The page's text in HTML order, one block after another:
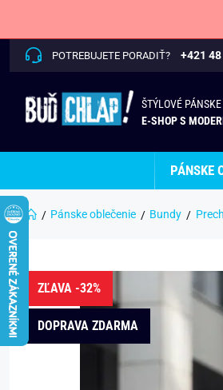
POTREBUJETE PORADIŤ? +421
ŠTÝLOVÉ
E-SHOP S
PÁNSKE
Pánske oblečenie Bundy
ZĽAVA -32%
DOPRAVA ZDARMA